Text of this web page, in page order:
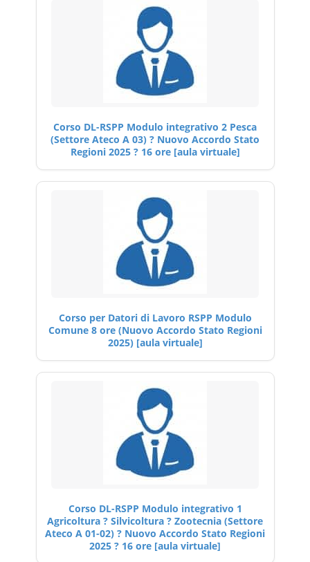
Corso DL-RSPP Modulo integrativo 2 Pesca
(Settore Ateco A 03) ? Nuovo Accordo Stato
Regioni 2025 ? 16 ore [aula virtuale]
Corso per Datori di Lavoro RSPP Modulo
Comune 8 ore (Nuovo Accordo Stato Regioni
2025) [aula virtuale]
Corso DL-RSPP Modulo integrativo 1
Agricoltura ? Silvicoltura ? Zootecnia (Settore
Ateco A 01-02) ? Nuovo Accordo Stato Regioni
2025 ? 16 ore [aula virtuale]